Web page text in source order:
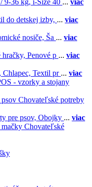
9-36 kg, i-Size 40 ... viac
do detskej izby, ... viac
nosiče, Ša ... viac
hračky, Penové p ... viac
Chlapec, Textil pr ... viac
- vzorky a stojany
Chovateľské potreby
pre psov, Obojky ... viac
Chovateľské